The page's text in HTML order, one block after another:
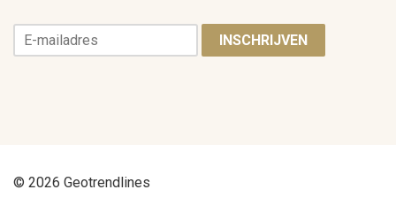
INSCHRIJVEN
© 2026 Geotrendlines